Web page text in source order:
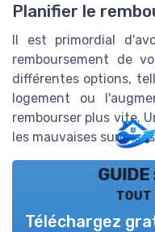
Planifier le
Il est primordial
remboursement de
différentes options,
logement ou
rembourser plus vite.
les mauvaises
tout
Téléchargez